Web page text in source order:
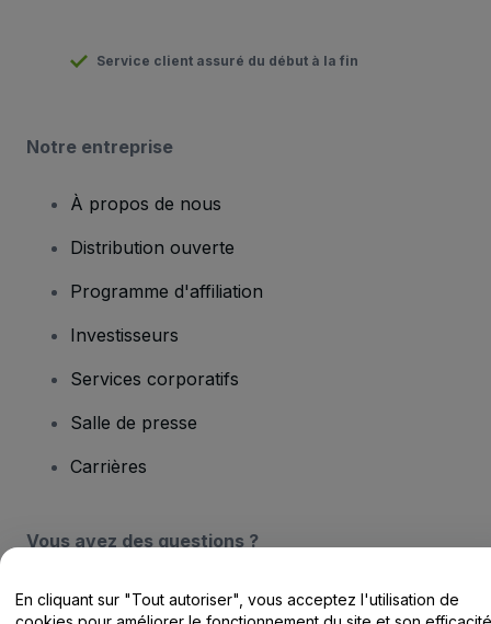
Service client assuré du début à la fin
Notre entreprise
À propos de nous
Distribution ouverte
Programme d'affiliation
Investisseurs
Services corporatifs
Salle de presse
Carrières
Vous avez des questions ?
Centre d'assistance / Nous contacter
En cliquant sur "Tout autoriser", vous acceptez l'utilisation de